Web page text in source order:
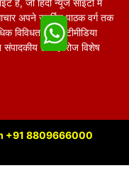
अपने समर्पित पाठक वर्ग तक
मल्टीमीडिया
टीम हररोज विशेष
+91 8809666000